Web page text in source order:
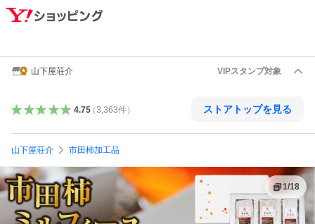
山下屋荘介 VIPスタンプ対象
4.75（3,363件） ストアトップを見る
山下屋荘介 市田柿加工品
1/18